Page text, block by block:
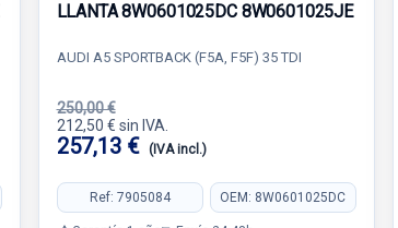
LLANTA 8W0601025DC 8W0601025JE
AUDI A5 SPORTBACK (F5A, F5F) 35 TDI
250,00 €
212,50 € sin IVA.
257,13 € (IVA incl.)
Ref: 7905084 OEM: 8W0601025DC